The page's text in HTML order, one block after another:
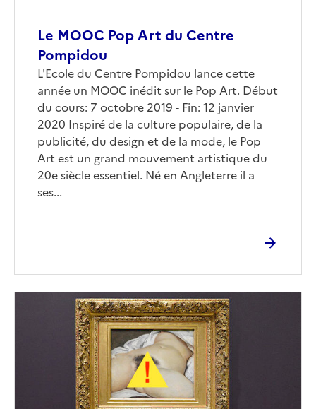
Le MOOC Pop Art du Centre
Pompidou
L'Ecole du Centre Pompidou lance cette
année un MOOC inédit sur le Pop Art. Début
du cours: 7 octobre 2019 - Fin: 12 janvier
2020 Inspiré de la culture populaire, de la
publicité, du design et de la mode, le Pop
Art est un grand mouvement artistique du
20e siècle essentiel. Né en Angleterre il a
ses...